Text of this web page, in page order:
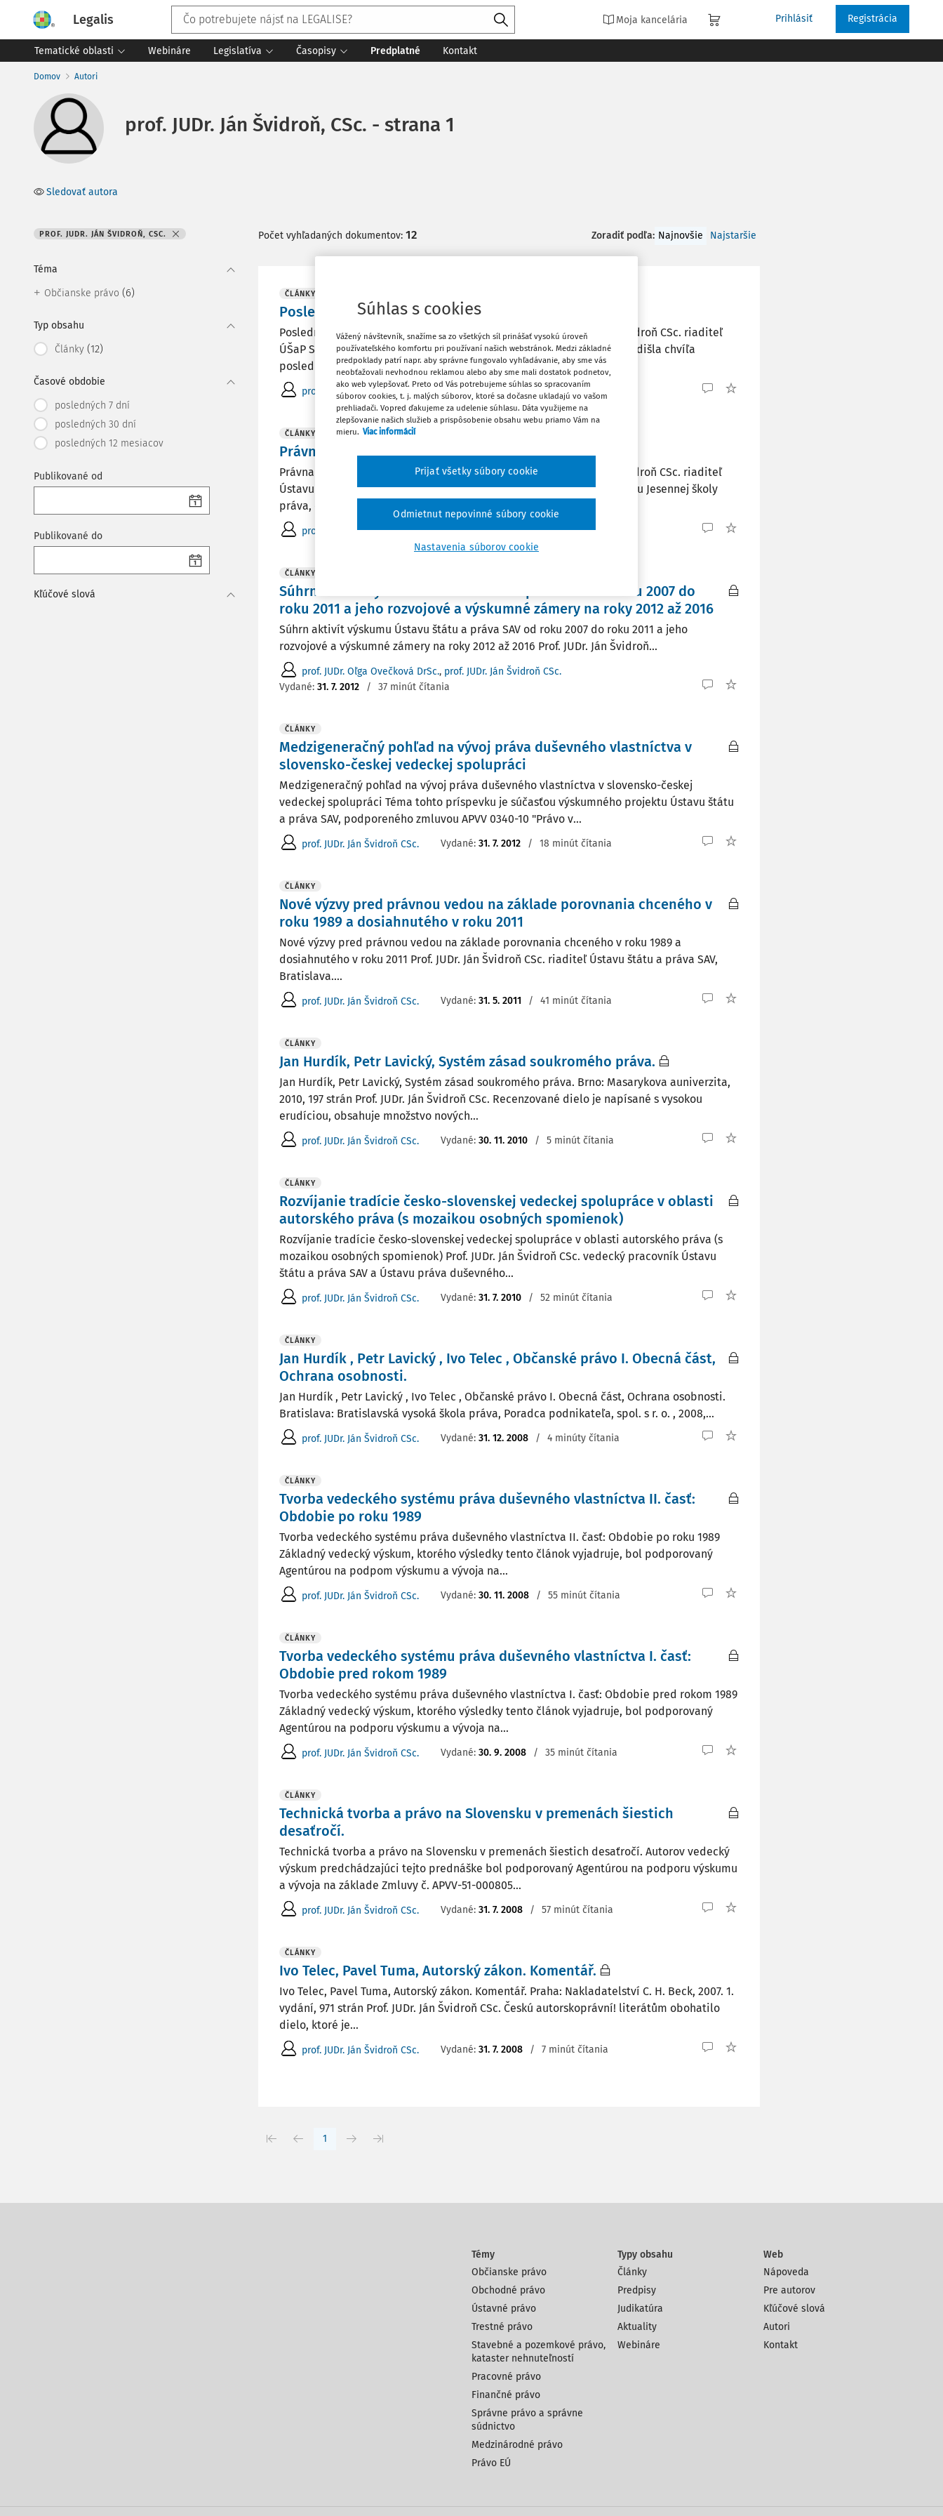
Legalis Moja kancelária Prihlásiť Registrácia
Tematické oblasti Webináre Legislatíva Časopisy Predplatné Kontakt
Domov Autori
prof. JUDr. Ján Švidroň, CSc. - strana 1
Sledovať autora
PROF. JUDR. JÁN ŠVIDROŇ, CSC.
Téma
Občianske právo (6)
Typ obsahu
Články (12)
Časové obdobie
posledných 7 dní
posledných 30 dní
posledných 12 mesiacov
Publikované od
Publikované do
Kľúčové slová
Počet vyhľadaných dokumentov: 12 Zoradiť podľa: Najnovšie Najstaršie
ČLÁNKY
Posledná rozlúčka s prof. JUDr. Jánom Azudom, DrSc.
Posledná rozlúčka s prof. JUDr. Jánom Azudom, DrSc. prof. JUDr. Ján Švidroň CSc. riaditeľ
ÚŠaP SAV Vážená smútiaca rodina,vážené smútočné zhromaždenie, nadišla chvíľa
poslednej rozlúčky s profesorom JUDr.JánomAzudom,DrSc., ktorého...
prof. JUDr. Ján Švidroň CSc. Vydané:28. 2. 2014 / 7 minút čítania
ČLÁNKY
Právna zodpovednosť za porušenie dobrých mravov
Právna zodpovednosť za porušenie dobrých mravov Prof. JUDr. Ján Švidroň CSc. riaditeľ
Ústavu štátu a práva SAV. Prednáška autora dňa 15.11.2012 na 17. ročníku Jesennej školy
práva, organizovanej Ústavom...
prof. JUDr. Ján Švidroň CSc. Vydané:31. 12. 2012 / 59 minút čítania
ČLÁNKY
Súhrn aktivít výskumu Ústavu štátu a práva SAV od roku 2007 do
roku 2011 a jeho rozvojové a výskumné zámery na roky 2012 až 2016
Súhrn aktivít výskumu Ústavu štátu a práva SAV od roku 2007 do roku 2011 a jeho
rozvojové a výskumné zámery na roky 2012 až 2016 Prof. JUDr. Ján Švidroň...
prof. JUDr. Oľga Ovečková DrSc., prof. JUDr. Ján Švidroň CSc.
Vydané: 31. 7. 2012 / 37 minút čítania
ČLÁNKY
Medzigeneračný pohľad na vývoj práva duševného vlastníctva v
slovensko-českej vedeckej spolupráci
Medzigeneračný pohľad na vývoj práva duševného vlastníctva v slovensko-českej
vedeckej spolupráci Téma tohto príspevku je súčasťou výskumného projektu Ústavu štátu
a práva SAV, podporeného zmluvou APVV 0340-10 "Právo v...
prof. JUDr. Ján Švidroň CSc. Vydané: 31. 7. 2012 / 18 minút čítania
ČLÁNKY
Nové výzvy pred právnou vedou na základe porovnania chceného v
roku 1989 a dosiahnutého v roku 2011
Nové výzvy pred právnou vedou na základe porovnania chceného v roku 1989 a
dosiahnutého v roku 2011 Prof. JUDr. Ján Švidroň CSc. riaditeľ Ústavu štátu a práva SAV,
Bratislava....
prof. JUDr. Ján Švidroň CSc. Vydané: 31. 5. 2011 / 41 minút čítania
ČLÁNKY
Jan Hurdík, Petr Lavický, Systém zásad soukromého práva.
Jan Hurdík, Petr Lavický, Systém zásad soukromého práva. Brno: Masarykova auniverzita,
2010, 197 strán Prof. JUDr. Ján Švidroň CSc. Recenzované dielo je napísané s vysokou
erudíciou, obsahuje množstvo nových...
prof. JUDr. Ján Švidroň CSc. Vydané: 30. 11. 2010 / 5 minút čítania
ČLÁNKY
Rozvíjanie tradície česko-slovenskej vedeckej spolupráce v oblasti
autorského práva (s mozaikou osobných spomienok)
Rozvíjanie tradície česko-slovenskej vedeckej spolupráce v oblasti autorského práva (s
mozaikou osobných spomienok) Prof. JUDr. Ján Švidroň CSc. vedecký pracovník Ústavu
štátu a práva SAV a Ústavu práva duševného...
prof. JUDr. Ján Švidroň CSc. Vydané: 31. 7. 2010 / 52 minút čítania
ČLÁNKY
Jan Hurdík , Petr Lavický , Ivo Telec , Občanské právo I. Obecná část,
Ochrana osobnosti.
Jan Hurdík , Petr Lavický , Ivo Telec , Občanské právo I. Obecná část, Ochrana osobnosti.
Bratislava: Bratislavská vysoká škola práva, Poradca podnikateľa, spol. s r. o. , 2008,...
prof. JUDr. Ján Švidroň CSc. Vydané: 31. 12. 2008 / 4 minúty čítania
ČLÁNKY
Tvorba vedeckého systému práva duševného vlastníctva II. časť:
Obdobie po roku 1989
Tvorba vedeckého systému práva duševného vlastníctva II. časť: Obdobie po roku 1989
Základný vedecký výskum, ktorého výsledky tento článok vyjadruje, bol podporovaný
Agentúrou na podpom výskumu a vývoja na...
prof. JUDr. Ján Švidroň CSc. Vydané: 30. 11. 2008 / 55 minút čítania
ČLÁNKY
Tvorba vedeckého systému práva duševného vlastníctva I. časť:
Obdobie pred rokom 1989
Tvorba vedeckého systému práva duševného vlastníctva I. časť: Obdobie pred rokom 1989
Základný vedecký výskum, ktorého výsledky tento článok vyjadruje, bol podporovaný
Agentúrou na podporu výskumu a vývoja na...
prof. JUDr. Ján Švidroň CSc. Vydané: 30. 9. 2008 / 35 minút čítania
ČLÁNKY
Technická tvorba a právo na Slovensku v premenách šiestich
desaťročí.
Technická tvorba a právo na Slovensku v premenách šiestich desaťročí. Autorov vedecký
výskum predchádzajúci tejto prednáške bol podporovaný Agentúrou na podporu výskumu
a vývoja na základe Zmluvy č. APVV-51-000805...
prof. JUDr. Ján Švidroň CSc. Vydané: 31. 7. 2008 / 57 minút čítania
ČLÁNKY
Ivo Telec, Pavel Tuma, Autorský zákon. Komentář.
Ivo Telec, Pavel Tuma, Autorský zákon. Komentář. Praha: Nakladatelství C. H. Beck, 2007. 1.
vydání, 971 strán Prof. JUDr. Ján Švidroň CSc. Českú autorskoprávní! literátům obohatilo
dielo, ktoré je...
prof. JUDr. Ján Švidroň CSc. Vydané: 31. 7. 2008 / 7 minút čítania
1
Témy
Občianske právo
Obchodné právo
Ústavné právo
Trestné právo
Stavebné a pozemkové právo,
kataster nehnuteľností
Pracovné právo
Finančné právo
Správne právo a správne
súdnictvo
Medzinárodné právo
Právo EÚ
Typy obsahu
Články
Predpisy
Judikatúra
Aktuality
Webináre
Web
Nápoveda
Pre autorov
Kľúčové slová
Autori
Kontakt
Súhlas s cookies
Vážený návštevník, snažíme sa zo všetkých síl prinášať vysokú úroveň
používateľského komfortu pri používaní našich webstránok. Medzi základné
predpoklady patrí napr. aby správne fungovalo vyhľadávanie, aby sme vás
neobťažovali nevhodnou reklamou alebo aby sme mali dostatok podnetov,
ako web vylepšovať. Preto od Vás potrebujeme súhlas so spracovaním
súborov cookies, t. j. malých súborov, ktoré sa dočasne ukladajú vo vašom
prehliadači. Vopred ďakujeme za udelenie súhlasu. Dáta využijeme na
zlepšovanie našich služieb a prispôsobenie obsahu webu priamo Vám na
mieru. Viac informácií
Nastavenia súborov cookie
Odmietnut nepovinné súbory cookie
Prijať všetky súbory cookie